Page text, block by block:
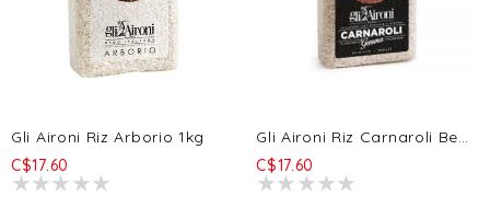
Gli Aironi Riz Arborio 1kg
C$17.60
Gli Aironi Riz Carnaroli Bersaglio 1kg
C$17.60